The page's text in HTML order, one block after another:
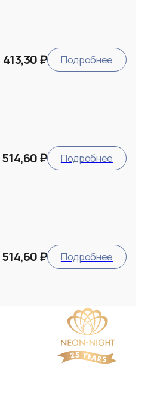
413,30 ₽ Подробнее
514,60 ₽ Подробнее
514,60 ₽ Подробнее